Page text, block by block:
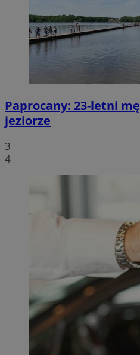
Paprocany: 23-letni
jeziorze
3
4